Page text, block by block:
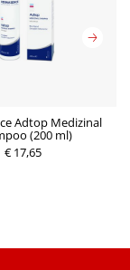
Adtop Medizinal
(200 ml)
€ 17,65